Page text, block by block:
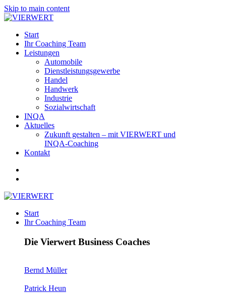
Skip to main content
Start
Ihr Coaching Team
Leistungen
Automobile
Dienstleistungsgewerbe
Handel
Handwerk
Industrie
Sozialwirtschaft
INQA
Aktuelles
Zukunft gestalten – mit VIERWERT und
INQA‑Coaching
Kontakt
Start
Ihr Coaching Team
Die Vierwert Business Coaches
Bernd Müller
Patrick Heun